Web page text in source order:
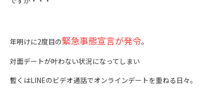
年明けに2度目の緊急事態宣言が発令。
対面デートが叶わない状況になってしまい
暫くはLINEのビデオ通話でオンラインデートを重ねる日々。